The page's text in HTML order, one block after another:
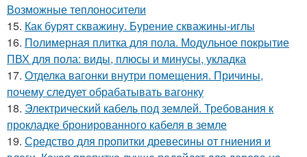
Возможные теплоносители
15. Как бурят скважину. Бурение скважины-иглы
16. Полимерная плитка для пола. Модульное покрытие
ПВХ для пола: виды, плюсы и минусы, укладка
17. Отделка вагонки внутри помещения. Причины,
почему следует обрабатывать вагонку
18. Электрический кабель под землей. Требования к
прокладке бронированного кабеля в земле
19. Средство для пропитки древесины от гниения и